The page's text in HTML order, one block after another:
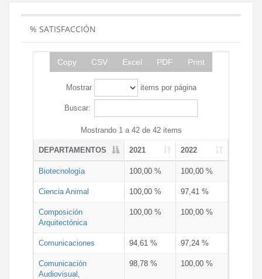
% SATISFACCIÓN
Copy CSV Excel PDF Print
Mostrar items por página
Buscar:
Mostrando 1 a 42 de 42 items
DEPARTAMENTOS 2021 2022
Biotecnología 100,00 % 100,00 %
Ciencia Animal 100,00 % 97,41 %
Composición
Arquitectónica
100,00 % 100,00 %
Comunicaciones 94,61 % 97,24 %
Comunicación
Audiovisual,
98,78 % 100,00 %